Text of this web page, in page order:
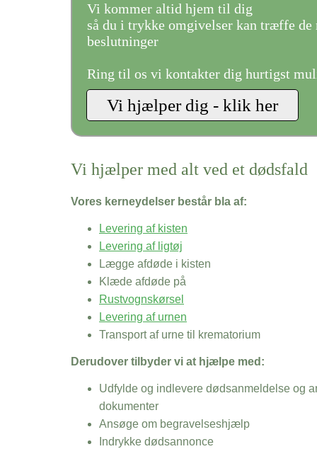
Vi kommer altid hjem til dig
så du i trykke omgivelser kan træffe de
beslutninger
Ring til os vi kontakter dig hurtigst
Vi hjælper med alt ved et dødsfald
Vores kerneydelser består bla af:
Levering af kisten
Levering af ligtøj
Lægge afdøde i kisten
Klæde afdøde på
Rustvognskørsel
Levering af urnen
Transport af urne til krematorium
Derudover tilbyder vi at hjælpe med:
Udfylde og indlevere dødsanmeldelse og
dokumenter
Ansøge om begravelseshjælp
Indrykke dødsannonce